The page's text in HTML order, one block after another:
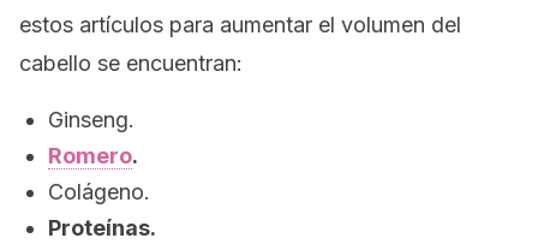
estos artículos para aumentar el volumen del
cabello se encuentran:
Ginseng.
Romero.
Colágeno.
Proteínas.